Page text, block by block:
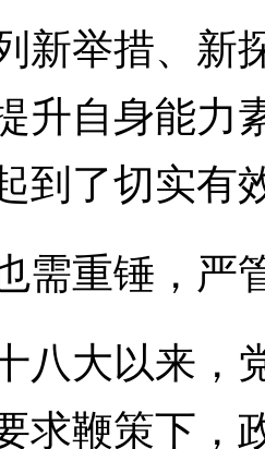
举措、新探
升自身能力
到了切实有
重锤，严
大以来，
求鞭策下，